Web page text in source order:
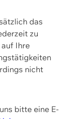
das
zu
Ihre
nicht
bitte eine E-